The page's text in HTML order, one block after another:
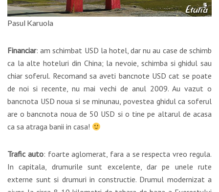
Pasul Karuola
Financiar: am schimbat USD la hotel, dar nu au case de schimb
ca la alte hoteluri din China; la nevoie, schimba si ghidul sau
chiar soferul. Recomand sa aveti bancnote USD cat se poate
de noi si recente, nu mai vechi de anul 2009. Au vazut o
bancnota USD noua si se minunau, povestea ghidul ca soferul
are o bancnota noua de 50 USD si o tine pe altarul de acasa
ca sa atraga banii in casa!
Trafic auto: foarte aglomerat, fara a se respecta vreo regula.
In capitala, drumurile sunt excelente, dar pe unele rute
externe sunt si drumuri in constructie. Drumul modernizat a